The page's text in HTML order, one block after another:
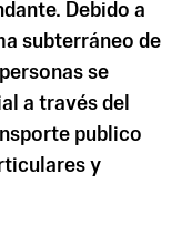
Debido a
subterráneo de
se
a través del
publico
y